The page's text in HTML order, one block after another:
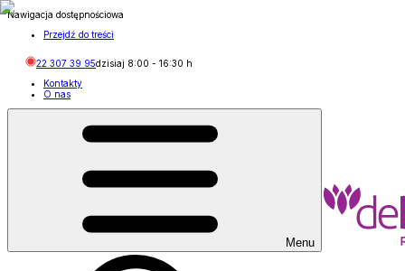
Nawigacja dostępnościowa
Przejdź do treści
22 307 39 95dzisiaj 8:00 - 16:30 h
Kontakty
O nas
Menu